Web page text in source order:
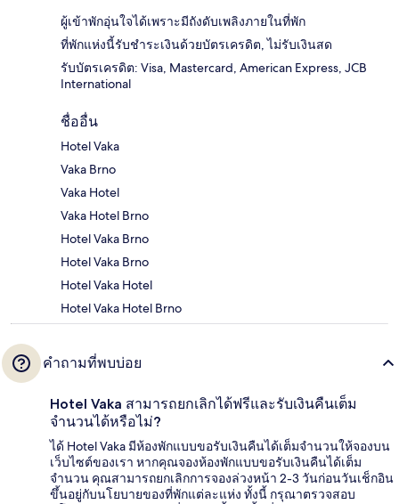
ผู้เข้าพักอุ่นใจได้เพราะมีถังดับเพลิงภายในที่พัก
ที่พักแห่งนี้รับชำระเงินด้วยบัตรเครดิต, ไม่รับเงินสด
รับบัตรเครดิต: Visa, Mastercard, American Express, JCB
International
ชื่ออื่น
Hotel Vaka
Vaka Brno
Vaka Hotel
Vaka Hotel Brno
Hotel Vaka Brno
Hotel Vaka Brno
Hotel Vaka Hotel
Hotel Vaka Hotel Brno
คำถามที่พบบ่อย
Hotel Vaka สามารถยกเลิกได้ฟรีและรับเงินคืนเต็ม
จำนวนได้หรือไม่?
ได้ Hotel Vaka มีห้องพักแบบขอรับเงินคืนได้เต็มจำนวนให้จองบน
เว็บไซต์ของเรา หากคุณจองห้องพักแบบขอรับเงินคืนได้เต็ม
จำนวน คุณสามารถยกเลิกการจองล่วงหน้า 2-3 วันก่อนวันเช็กอิน
ขึ้นอยู่กับนโยบายของที่พักแต่ละแห่ง ทั้งนี้ กรุณาตรวจสอบ